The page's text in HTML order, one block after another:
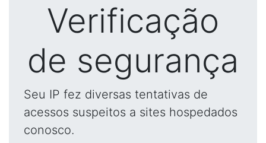
Verificação
de segurança
Seu IP fez diversas tentativas de
acessos suspeitos a sites hospedados
conosco.